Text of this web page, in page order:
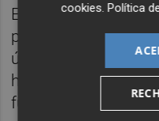
El plazo inicial de
previsto hasta el 27
últimas horas la
habrá tenis antes
fuere, Bautista
cookies.Política